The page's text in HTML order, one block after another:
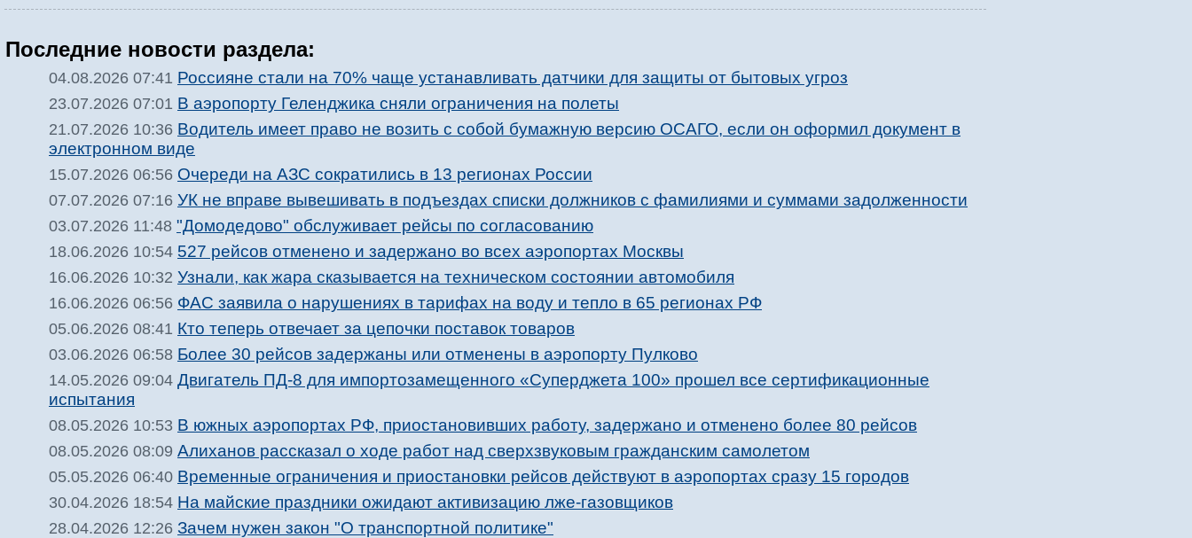
Последние новости раздела:
04.08.2026 07:41 Россияне стали на 70% чаще устанавливать датчики для защиты от бытовых угроз
23.07.2026 07:01 В аэропорту Геленджика сняли ограничения на полеты
21.07.2026 10:36 Водитель имеет право не возить с собой бумажную версию ОСАГО, если он оформил документ в
электронном виде
15.07.2026 06:56 Очереди на АЗС сократились в 13 регионах России
07.07.2026 07:16 УК не вправе вывешивать в подъездах списки должников с фамилиями и суммами задолженности
03.07.2026 11:48 "Домодедово" обслуживает рейсы по согласованию
18.06.2026 10:54 527 рейсов отменено и задержано во всех аэропортах Москвы
16.06.2026 10:32 Узнали, как жара сказывается на техническом состоянии автомобиля
16.06.2026 06:56 ФАС заявила о нарушениях в тарифах на воду и тепло в 65 регионах РФ
05.06.2026 08:41 Кто теперь отвечает за цепочки поставок товаров
03.06.2026 06:58 Более 30 рейсов задержаны или отменены в аэропорту Пулково
14.05.2026 09:04 Двигатель ПД-8 для импортозамещенного «Суперджета 100» прошел все сертификационные
испытания
08.05.2026 10:53 В южных аэропортах РФ, приостановивших работу, задержано и отменено более 80 рейсов
08.05.2026 08:09 Алиханов рассказал о ходе работ над сверхзвуковым гражданским самолетом
05.05.2026 06:40 Временные ограничения и приостановки рейсов действуют в аэропортах сразу 15 городов
30.04.2026 18:54 На майские праздники ожидают активизацию лже-газовщиков
28.04.2026 12:26 Зачем нужен закон "О транспортной политике"